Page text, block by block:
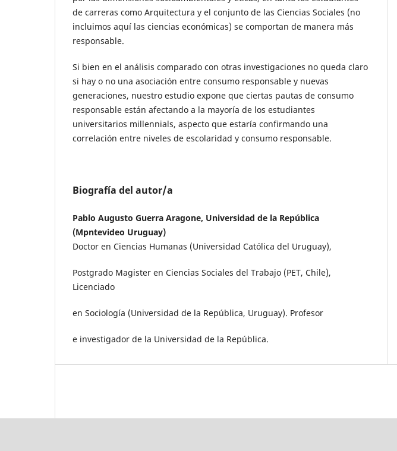
de carreras como Arquitectura y el conjunto de las Ciencias Sociales (no
incluimos aquí las ciencias económicas) se comportan de manera más
responsable.
Si bien en el análisis comparado con otras investigaciones no queda claro
si hay o no una asociación entre consumo responsable y nuevas
generaciones, nuestro estudio expone que ciertas pautas de consumo
responsable están afectando a la mayoría de los estudiantes
universitarios millennials, aspecto que estaría confirmando una
correlación entre niveles de escolaridad y consumo responsable.
Biografía del autor/a
Pablo Augusto Guerra Aragone, Universidad de la República
(Mpntevideo Uruguay)
Doctor en Ciencias Humanas (Universidad Católica del Uruguay),
Postgrado Magister en Ciencias Sociales del Trabajo (PET, Chile),
Licenciado
en Sociología (Universidad de la República, Uruguay). Profesor
e investigador de la Universidad de la República.